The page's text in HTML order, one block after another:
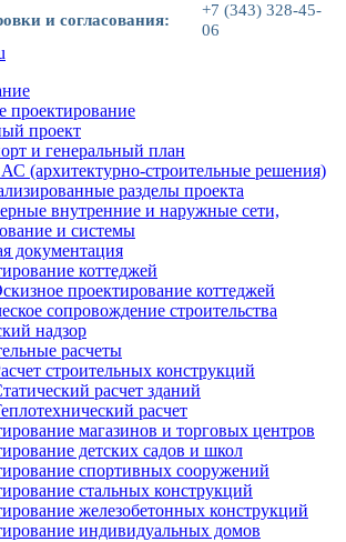
и согласования:
+7 (343) 328-45-
06
проектирование
проект
и генеральный план
АС (архитектурно-строительные решения)
разделы проекта
внутренние и наружные сети,
и системы
документация
коттеджей
проектирование коттеджей
сопровождение строительства
надзор
расчеты
строительных конструкций
расчет зданий
расчет
магазинов и торговых центров
детских садов и школ
спортивных сооружений
стальных конструкций
железобетонных конструкций
индивидуальных домов